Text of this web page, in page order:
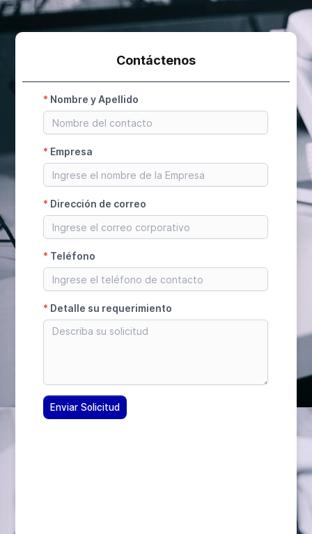
Contáctenos